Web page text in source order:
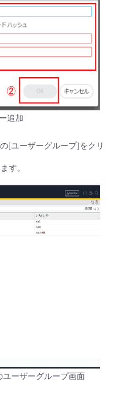
追加
[ユーザーグループ]をクリ
す。
ーザーグループ画面